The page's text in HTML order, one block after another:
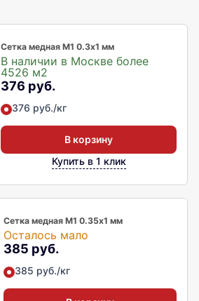
Сетка медная М1 0.3х1 мм
В наличии в Москве более
4526 м2
376 руб.
376 руб./кг
В корзину
Купить в 1 клик
Сетка медная М1 0.35х1 мм
Осталось мало
385 руб.
385 руб./кг